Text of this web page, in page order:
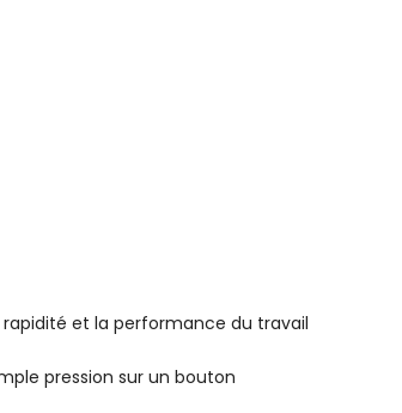
et la performance du travail
pression sur un bouton